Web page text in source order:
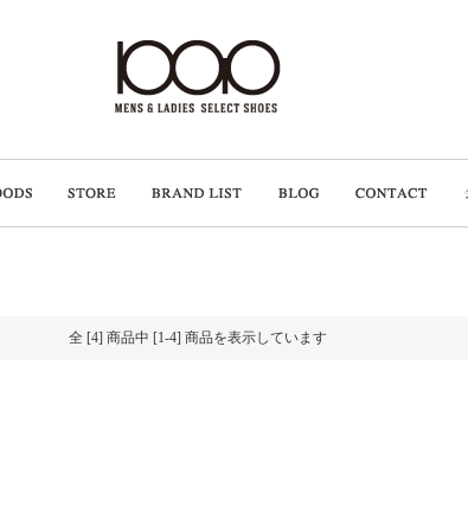
全 [4] 商品中 [1-4] 商品を表示しています